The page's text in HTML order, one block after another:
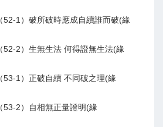
1）破所破時應成自續誰而破(緣
2）生無生法 何得證無生法(緣
1）正破自續 不同破之理(緣
2）自相無正量證明(緣